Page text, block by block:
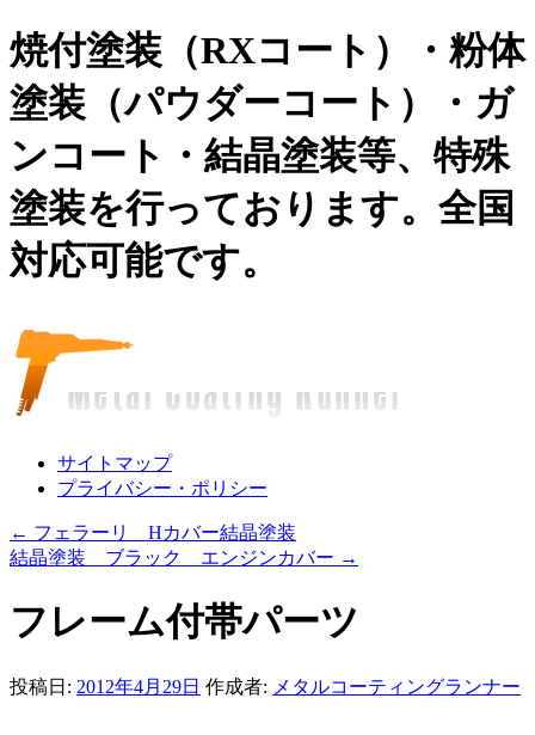
焼付塗装（RXコート）・粉体
塗装（パウダーコート）・ガ
ンコート・結晶塗装等、特殊
塗装を行っております。全国
対応可能です。
サイトマップ
プライバシー・ポリシー
← フェラーリ Hカバー結晶塗装
結晶塗装 ブラック エンジンカバー →
フレーム付帯パーツ
投稿日: 2012年4月29日 作成者: メタルコーティングランナー